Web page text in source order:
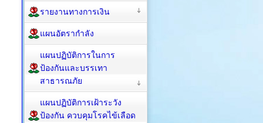
รายงานทางการเงิน
แผนอัตรากำลัง
แผนปฏิบัติการในการ
ป้องกันและบรรเทา
สาธารณภัย
แผนปฏิบัติการเฝ้าระวัง
ป้องกัน ควบคุมโรคไข้เลือด